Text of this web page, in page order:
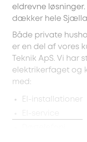
eldrevne
dækker hele
Både private
er en del af vores
Teknik ApS. Vi
elektrikerfaget og
med:
El-installationer